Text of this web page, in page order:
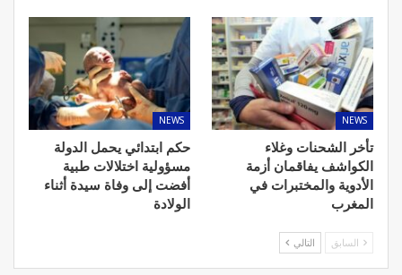
NEWS
تأخر الشحنات وغلاء
الكواشف يفاقمان أزمة
الأدوية والمختبرات في
المغرب
NEWS
حكم ابتدائي يحمل الدولة
مسؤولية اختلالات طبية
أفضت إلى وفاة سيدة أثناء
الولادة
السابق التالي